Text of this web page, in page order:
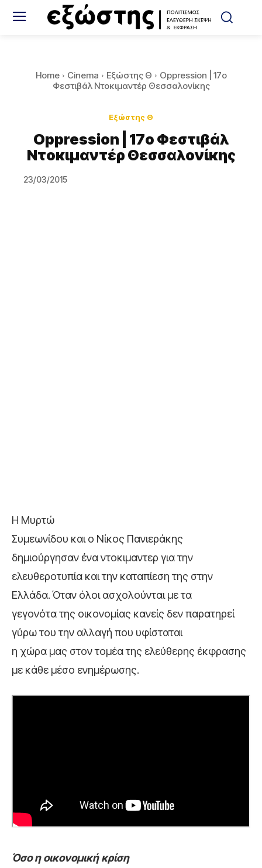
Home Cinema Εξώστης Θ
Oppression | 17ο
Φεστιβάλ Ντοκιμαντέρ Θεσσαλονίκης
Εξώστης Θ
Oppression | 17ο Φεστιβάλ
Ντοκιμαντέρ Θεσσαλονίκης
23/03/2015
H Μυρτώ
Συμεωνίδου και ο Νίκος Πανιεράκης
δημιούργησαν ένα ντοκιμαντερ για την
ελευθεροτυπία και την καταπίεση της στην
Ελλάδα. Όταν όλοι ασχολούνται με τα
γεγονότα της οικονομίας κανείς δεν παρατηρεί
γύρω του την αλλαγή που υφίσταται
η χώρα μας στον τομέα της ελεύθερης έκφρασης
με κάθε μέσο ενημέρωσης.
Όσο η οικονομική κρίση